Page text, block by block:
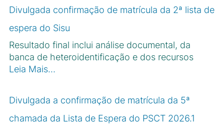
Divulgada confirmação de matrícula da 2ª lista de
espera do Sisu
Resultado final inclui análise documental, da
banca de heteroidentificação e dos recursos
Leia Mais…
Divulgada a confirmação de matrícula da 5ª
chamada da Lista de Espera do PSCT 2026.1